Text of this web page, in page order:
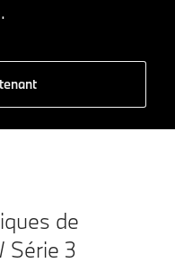
de
Série 3